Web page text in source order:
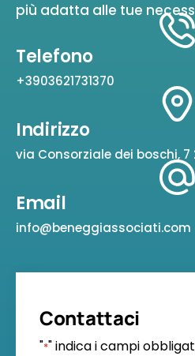
più adatta alle tue
Telefono
+3903621731370
Indirizzo
via Consorziale dei boschi, 7
Email
info@beneggiassociati.com
Contattaci
"*" indica i campi